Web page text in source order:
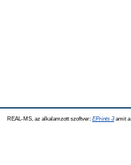
REAL-MS, az alkalamzott szoftver: EPrints 3amit a